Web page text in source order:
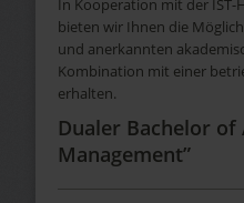
In Kooperation mit der
bieten wir Ihnen die
und anerkannten
Kombination mit einer
erhalten.
Dualer Bachelor of
Management”